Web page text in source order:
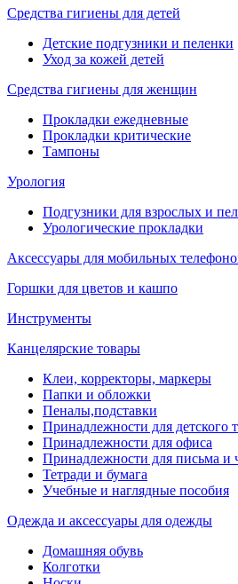
Средства гигиены для детей
Детские подгузники и пеленки
Уход за кожей детей
Средства гигиены для женщин
Прокладки ежедневные
Прокладки критические
Тампоны
Урология
Подгузники для взрослых и
Урологические прокладки
Аксессуары для мобильных
Горшки для цветов и кашпо
Инструменты
Канцелярские товары
Клеи, корректоры, маркеры
Папки и обложки
Пеналы,подставки
Принадлежности для детского
Принадлежности для офиса
Принадлежности для письма и
Тетради и бумага
Учебные и наглядные пособия
Одежда и аксессуары для одежды
Домашняя обувь
Колготки